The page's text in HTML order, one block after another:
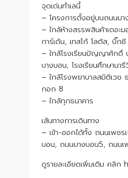
จุดเด่นทำเลนี้
– โครงการตั้งอยู่บนถนนบา
– ใกล้ห้างสรรพสินค้าเดอะ
การ์เด้น, เทสโก้ โลตัส, บิ๊กซี
– ใกล้โรงเรียนปัญญาศักดิ์
บางบอน, โรงเรียนศึกษานารี
– ใกล้โรงพยาบาลสมิติเวช
กอก 8
– ใกล้ทุกธนาคาร
เส้นทางการเดินทาง
– เข้า-ออกได้ทั้ง ถนนเพช
บอน, ถนนบางบอน5, ถนนเ
ดูรายละเอียดเพิ่มเติม คลิ